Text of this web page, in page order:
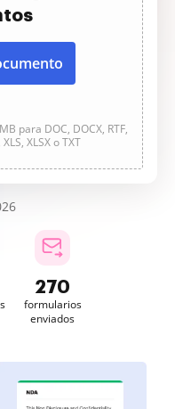
para DOC, DOCX, RTF,
XLS, XLSX o TXT
270
formularios
enviados